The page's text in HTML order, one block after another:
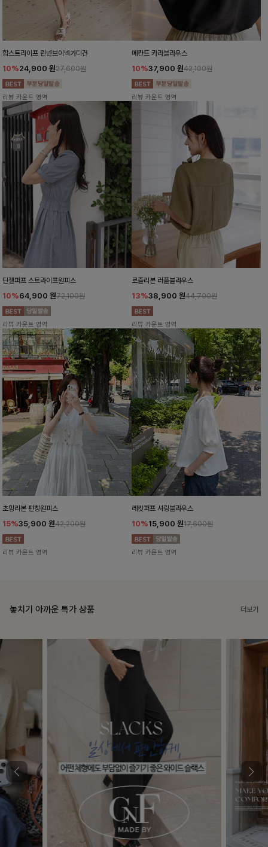
함스트라이프 린넨브이넥가디건
10%24,900 원27,600원
리뷰 카운트 영역
메칸드 카라블라우스
10%37,900 원42,100원
리뷰 카운트 영역
딘젤퍼프 스트라이프원피스
10%64,900 원72,100원
리뷰 카운트 영역
로즐리본 러플블라우스
13%38,900 원44,700원
리뷰 카운트 영역
초밍리본 펀칭원피스
15%35,900 원42,200원
리뷰 카운트 영역
레킷퍼프 셔링블라우스
10%15,900 원17,600원
리뷰 카운트 영역
놓치기 아까운 특가 상품 더보기